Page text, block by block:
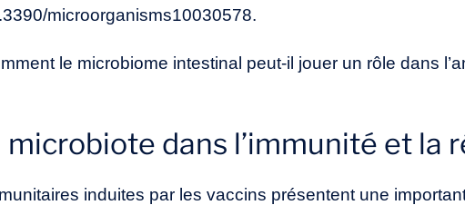
microorganisms10030578.
le microbiome intestinal peut-il jouer un rôle dans
microbiote dans l’immunité et la
induites par les vaccins présentent une